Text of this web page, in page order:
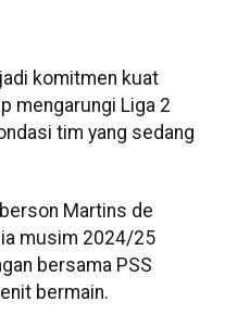
komitmen kuat
mengarungi Liga 2
tim yang sedang
Martins de
musim 2024/25
bersama PSS
bermain.